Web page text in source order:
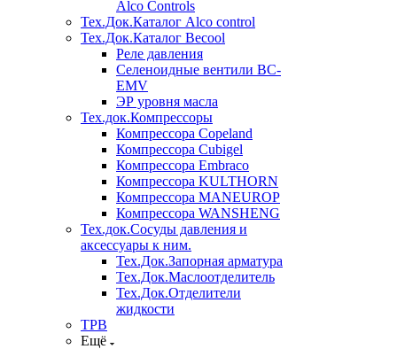
Alco Controls
Тех.Док.Каталог Alco control
Тех.Док.Каталог Becool
Реле давления
Селеноидные вентили BC-
EMV
ЭР уровня масла
Тех.док.Компрессоры
Компрессора Copeland
Компрессора Cubigel
Компрессора Embraco
Компрессора KULTHORN
Компрессора MANEUROP
Компрессора WANSHENG
Тех.док.Сосуды давления и
аксессуары к ним.
Тех.Док.Запорная арматура
Тех.Док.Маслоотделитель
Тех.Док.Отделители
жидкости
ТРВ
Ещё